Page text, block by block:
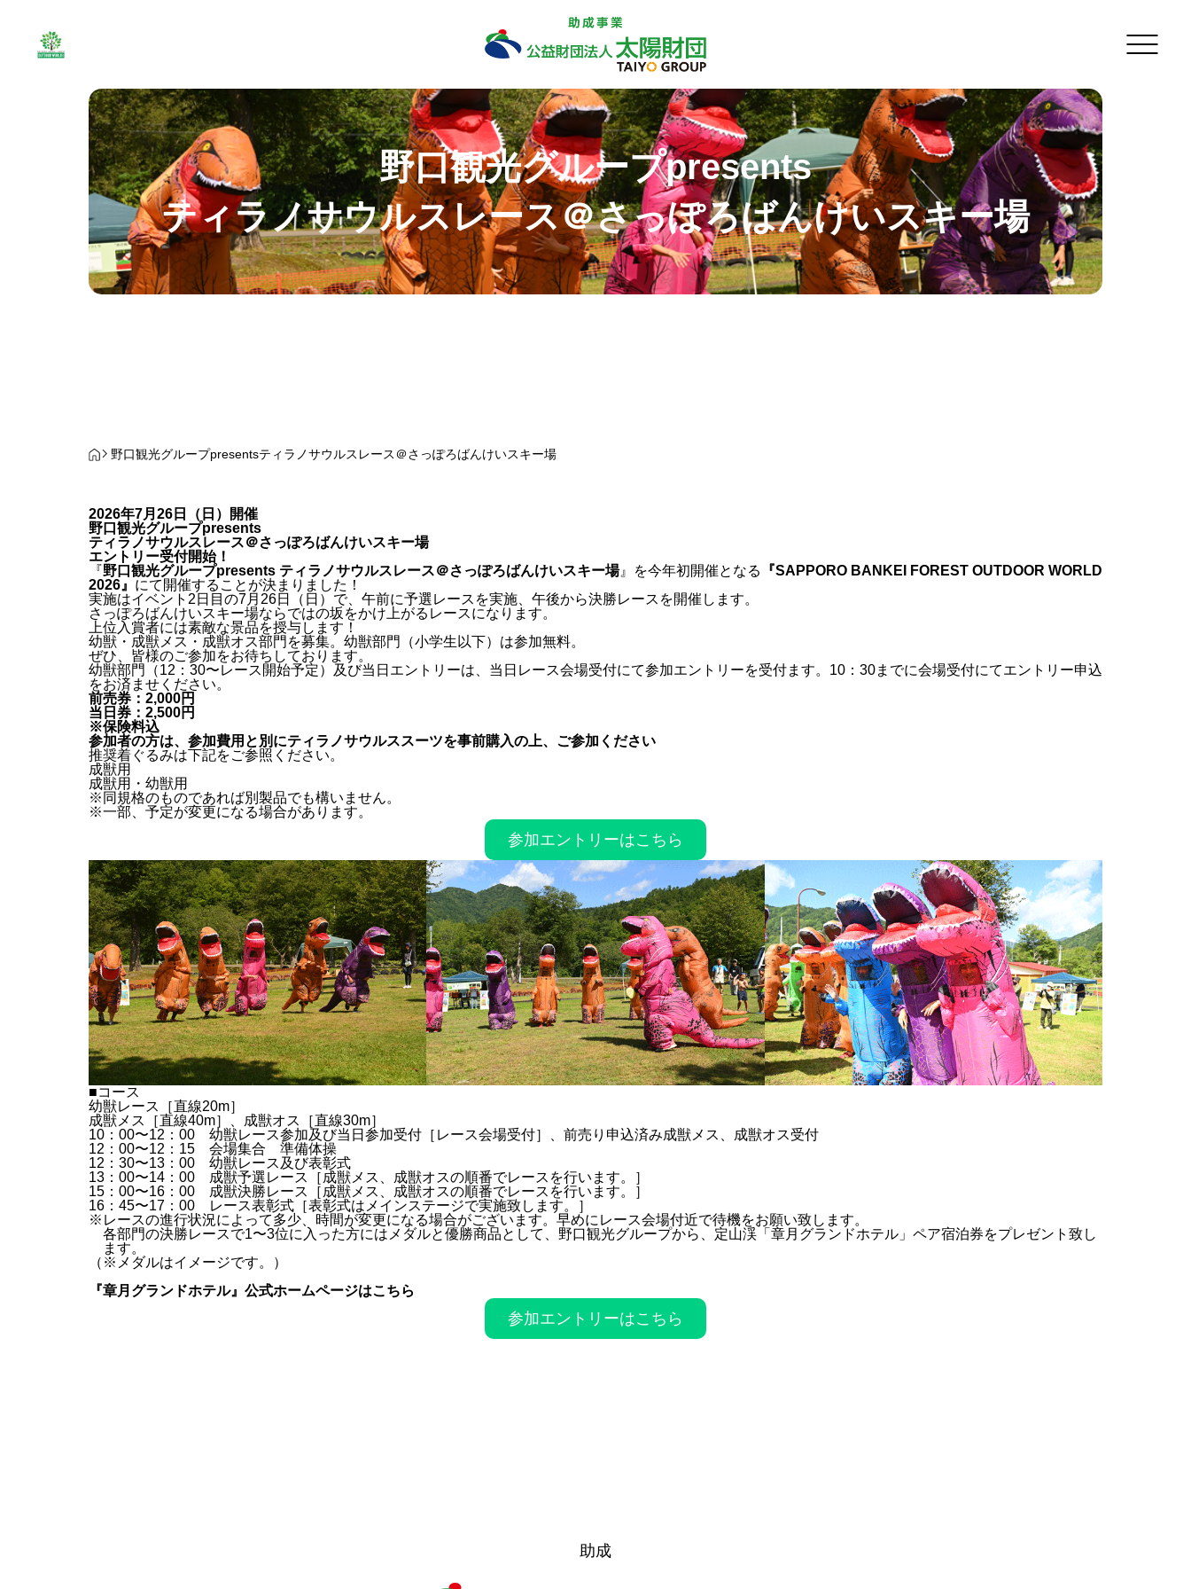
ばんけい通信
出店者紹介
会場案内
キャンプエリア予約
野口観光グループpresents
ティラノサウルスレース＠さっぽろばんけいスキー場
野口観光グループpresentsティラノサウルスレース＠さっぽろばんけいスキー場
2026年7月26日（日）開催
野口観光グループpresents
ティラノサウルスレース＠さっぽろばんけいスキー場
エントリー受付開始！
『野口観光グループpresents ティラノサウルスレース＠さっぽろばんけいスキー場』を今年初開催となる
『SAPPORO BANKEI FOREST OUTDOOR WORLD
2026』 にて開催することが決まりました！
実施はイベント2日目の7月26日（日）で、午前に予選レースを実施、午後から決勝レースを開催します。
さっぽろばんけいスキー場ならではの坂をかけ上がるレースになります。
上位入賞者には素敵な景品を授与します！
幼獣・成獣メス・成獣オス部門を募集。幼獣部門（小学生以下）は参加無料。
ぜひ、皆様のご参加をお待ちしております。
幼獣部門（12：30〜レース開始予定）及び当日エントリーは、当日レース会場受付にて参加エントリーを受付ます。10：30までに会場受付にてエントリー申込
をお済ませください。
前売券：2,000円
当日券：2,500円
※保険料込
参加者の方は、参加費用と別にティラノサウルススーツを事前購入の上、ご参加ください
推奨着ぐるみは下記をご参照ください。
成獣用
成獣用・幼獣用
※同規格のものであれば別製品でも構いません。
※一部、予定が変更になる場合があります。
参加エントリーはこちら
■コース
幼獣レース［直線20m］
成獣メス［直線40m］、成獣オス［直線30m］
10：00〜12：00 幼獣レース参加及び当日参加受付［レース会場受付］、前売り申込済み成獣メス、成獣オス受付
12：00〜12：15 会場集合 準備体操
12：30〜13：00 幼獣レース及び表彰式
13：00〜14：00 成獣予選レース［成獣メス、成獣オスの順番でレースを行います。］
15：00〜16：00 成獣決勝レース［成獣メス、成獣オスの順番でレースを行います。］
16：45〜17：00 レース表彰式［表彰式はメインステージで実施致します。］
※レースの進行状況によって多少、時間が変更になる場合がございます。早めにレース会場付近で待機をお願い致します。
各部門の決勝レースで1〜3位に入った方にはメダルと優勝商品として、野口観光グループから、定山渓「章月グランドホテル」ペア宿泊券をプレゼント致し
ます。
（※メダルはイメージです。）
『章月グランドホテル』公式ホームページはこちら
参加エントリーはこちら
助成